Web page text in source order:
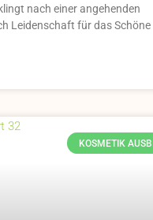
nach einer angehenden
Leidenschaft für das Schöne
KOSMETIK